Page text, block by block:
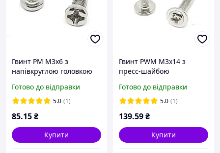
Гвинт PM M3x6 з
напівкруглою головкою
Готово до відправки
5.0 (1)
85.15₴
Купити
Гвинт PWM M3x14 з
пресс-шайбою
PH набір 100 шт
Готово до відправки
5.0 (1)
139.59₴
Купити